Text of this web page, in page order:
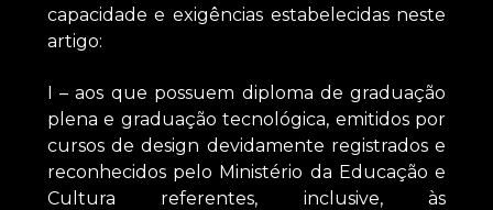
capacidade e exigências estabelecidas neste
artigo:
I – aos que possuem diploma de graduação
plena e graduação tecnológica, emitidos por
cursos de design devidamente registrados e
reconhecidos pelo Ministério da Educação e
Cultura referentes, inclusive, às